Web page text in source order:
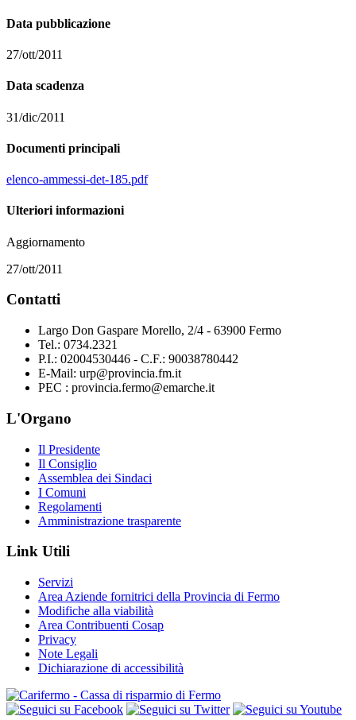
Data pubblicazione
27/ott/2011
Data scadenza
31/dic/2011
Documenti principali
elenco-ammessi-det-185.pdf
Ulteriori informazioni
Aggiornamento
27/ott/2011
Contatti
Largo Don Gaspare Morello, 2/4 - 63900 Fermo
Tel.: 0734.2321
P.I.: 02004530446 - C.F.: 90038780442
E-Mail: urp@provincia.fm.it
PEC : provincia.fermo@emarche.it
L'Organo
Il Presidente
Il Consiglio
Assemblea dei Sindaci
I Comuni
Regolamenti
Amministrazione trasparente
Link Utili
Servizi
Area Aziende fornitrici della Provincia di Fermo
Modifiche alla viabilità
Area Contribuenti Cosap
Privacy
Note Legali
Dichiarazione di accessibilità